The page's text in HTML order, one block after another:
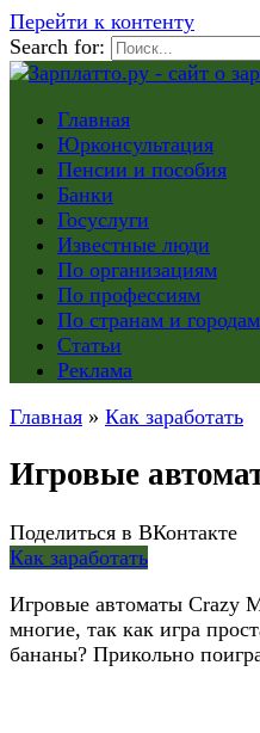
Перейти к контенту
Search for:
Главная
Юрконсультация
Пенсии и пособия
Банки
Госуслуги
Известные люди
По организациям
По профессиям
По странам и городам
Статьи
Реклама
Главная » Как заработать
Игровые
Поделиться в ВКонтакте
Как заработать
Игровые автоматы Crazy
многие, так как игра
бананы? Прикольно